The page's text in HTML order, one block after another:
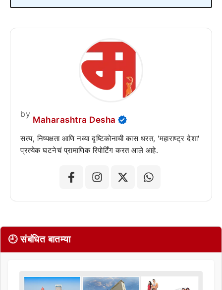
by
Maharashtra Desha
सत्य, निष्पक्षता आणि नव्या दृष्टिकोनाची कास धरत, 'महाराष्ट्र देशा'
प्रत्येक घटनेचं प्रामाणिक रिपोर्टिंग करत आले आहे.
🕘 संबंधित बातम्या